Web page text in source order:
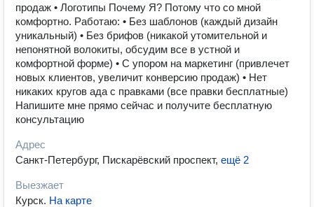
продаж • Логотипы Почему Я? Потому что со мной
комфортно. Работаю: • Без шаблонов (каждый дизайн
уникальный) • Без брифов (никакой утомительной и
непонятной волокиты, обсудим все в устной и
комфортной форме) • С упором на маркетинг (привлечет
новых клиентов, увеличит конверсию продаж) • Нет
никаких кругов ада с правками (все правки бесплатные)
Напишите мне прямо сейчас и получите бесплатную
консультацию
Адрес
Санкт-Петербург, Пискарёвский проспект, ещё 2
Выезжает
Курск. На карте